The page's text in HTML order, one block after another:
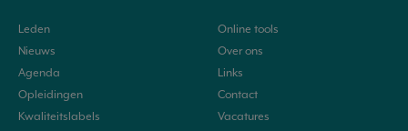
Leden
Nieuws
Agenda
Opleidingen
Kwaliteitslabels
Online tools
Over ons
Links
Contact
Vacatures